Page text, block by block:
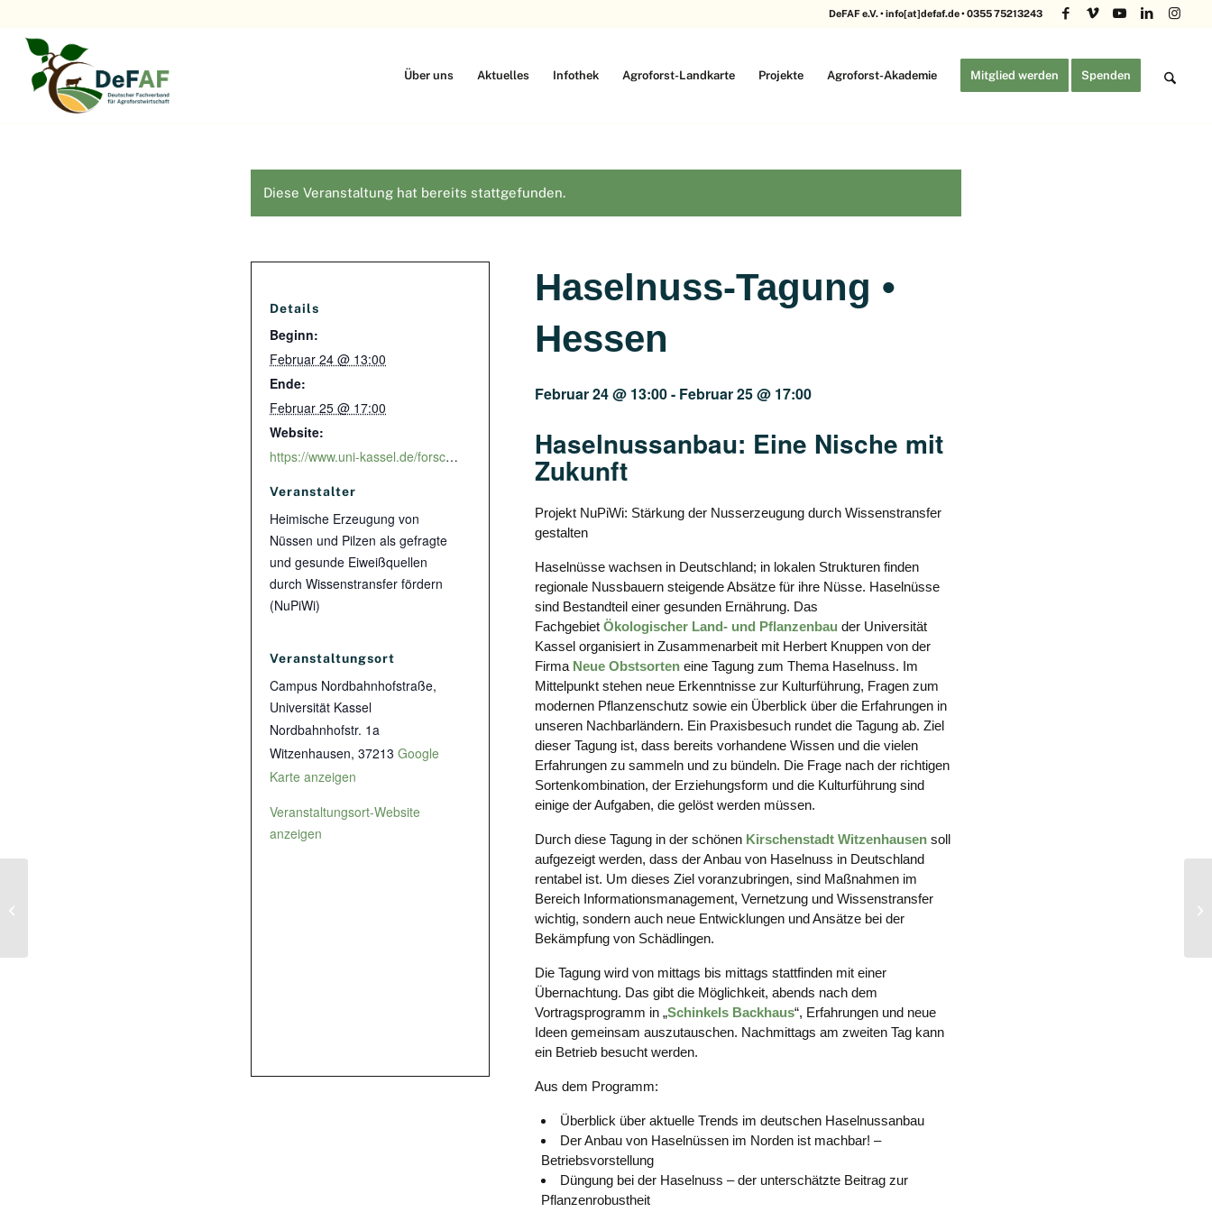
DeFAF e.V. • info[at]defaf.de • 0355 75213243
Über uns Aktuelles Infothek Agroforst-Landkarte Projekte Agroforst-Akademie Mitglied werden Spenden
Diese Veranstaltung hat bereits stattgefunden.
Haselnuss-Tagung •
Hessen
Februar 24 @ 13:00- Februar 25 @ 17:00
Haselnussanbau: Eine Nische mit
Zukunft
Projekt NuPiWi: Stärkung der Nusserzeugung durch Wissenstransfer
gestalten
Haselnüsse wachsen in Deutschland; in lokalen Strukturen finden
regionale Nussbauern steigende Absätze für ihre Nüsse. Haselnüsse
sind Bestandteil einer gesunden Ernährung. Das
FachgebietÖkologischer Land- und Pflanzenbau der Universität
Kassel organisiert in Zusammenarbeit mit Herbert Knuppen von der
Firma Neue Obstsorten eine Tagung zum Thema Haselnuss. Im
Mittelpunkt stehen neue Erkenntnisse zur Kulturführung, Fragen zum
modernen Pflanzenschutz sowie ein Überblick über die Erfahrungen in
unseren Nachbarländern. Ein Praxisbesuch rundet die Tagung ab. Ziel
dieser Tagung ist, dass bereits vorhandene Wissen und die vielen
Erfahrungen zu sammeln und zu bündeln. Die Frage nach der richtigen
Sortenkombination, der Erziehungsform und die Kulturführung sind
einige der Aufgaben, die gelöst werden müssen.
Durch diese Tagung in der schönen Kirschenstadt Witzenhausen soll
aufgezeigt werden, dass der Anbau von Haselnuss in Deutschland
rentabel ist. Um dieses Ziel voranzubringen, sind Maßnahmen im
Bereich Informationsmanagement, Vernetzung und Wissenstransfer
wichtig, sondern auch neue Entwicklungen und Ansätze bei der
Bekämpfung von Schädlingen.
Die Tagung wird von mittags bis mittags stattfinden mit einer
Übernachtung. Das gibt die Möglichkeit, abends nach dem
Vortragsprogramm in „Schinkels Backhaus“, Erfahrungen und neue
Ideen gemeinsam auszutauschen. Nachmittags am zweiten Tag kann
ein Betrieb besucht werden.
Aus dem Programm:
Überblick über aktuelle Trends im deutschen Haselnussanbau
Der Anbau von Haselnüssen im Norden ist machbar! –
Betriebsvorstellung
Düngung bei der Haselnuss – der unterschätzte Beitrag zur
Pflanzenrobustheit
Details
Beginn:
Februar 24 @ 13:00
Ende:
Februar 25 @ 17:00
Website:
https://www.uni-kassel.de/forschung/agroforst/projekt-nupiwi/haselnuss-tagung-24-25-feb-2026.html
Veranstalter
Heimische Erzeugung von
Nüssen und Pilzen als gefragte
und gesunde Eiweißquellen
durch Wissenstransfer fördern
(NuPiWi)
Veranstaltungsort
Campus Nordbahnhofstraße,
Universität Kassel
Nordbahnhofstr. 1a
Witzenhausen, 37213 Google
Karte anzeigen
Veranstaltungsort-Website
anzeigen